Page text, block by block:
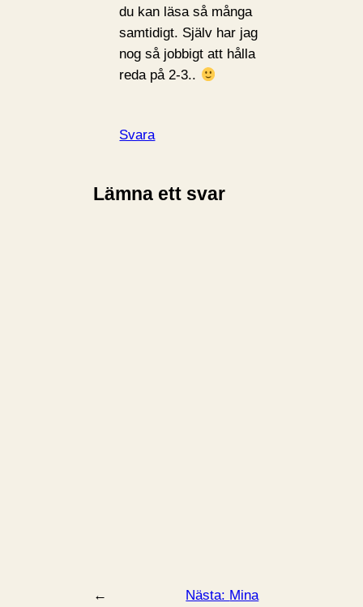
du kan läsa så många
samtidigt. Själv har jag
nog så jobbigt att hålla
reda på 2-3..
Svara
Lämna ett svar
← Nästa: Mina